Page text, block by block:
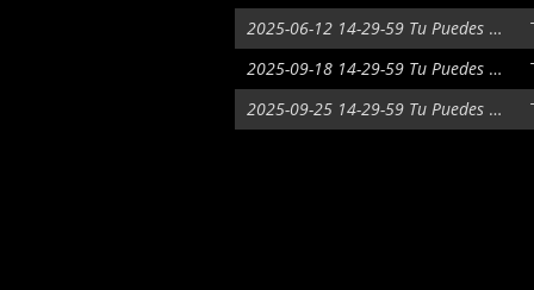
2025-06-12 14-29-59 Tu Puedes Ser
2025-09-18 14-29-59 Tu Puedes Ser
2025-09-25 14-29-59 Tu Puedes Ser